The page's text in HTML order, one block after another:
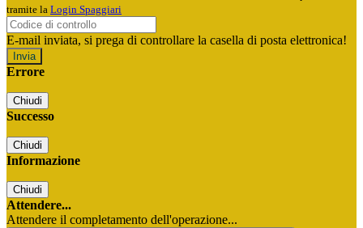
tramite la Login Spaggiari
E-mail inviata, si prega di controllare la casella di posta elettronica!
Errore
Chiudi
Successo
Chiudi
Informazione
Chiudi
Attendere...
Attendere il completamento dell'operazione...